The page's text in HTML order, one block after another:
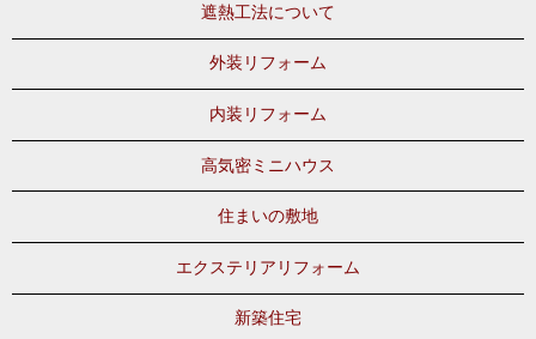
遮熱工法について
外装リフォーム
内装リフォーム
高気密ミニハウス
住まいの敷地
エクステリアリフォーム
新築住宅